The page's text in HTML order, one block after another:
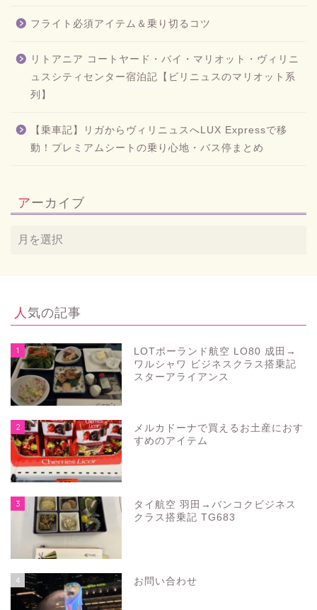
フライト必須アイテム＆乗り切るコツ
リトアニア コートヤード・バイ・マリオット・ヴィリニ
ュスシティセンター宿泊記【ビリニュスのマリオット系
列】
【乗車記】リガからヴィリニュスへLUX Expressで移
動！プレミアムシートの乗り心地・バス停まとめ
アーカイブ
人気の記事
1
LOTポーランド航空 LO80 成田→
ワルシャワ ビジネスクラス搭乗記
スターアライアンス
2
メルカドーナで買えるお土産におす
すめのアイテム
3
タイ航空 羽田→バンコクビジネス
クラス搭乗記 TG683
4 お問い合わせ